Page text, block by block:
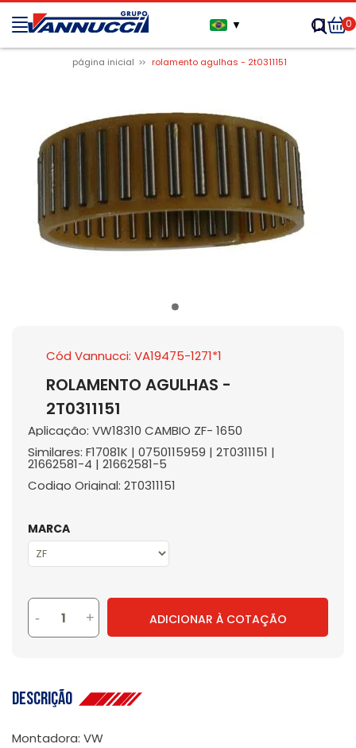
▼ 0
página inicial rolamento agulhas - 2t0311151
Cód Vannucci: VA19475-1271*1
ROLAMENTO AGULHAS -
2T0311151
Aplicação: VW18310 CAMBIO ZF- 1650
Similares: F17081K | 0750115959 | 2T0311151 |
21662581-4 | 21662581-5
Codigo Original: 2T0311151
MARCA
- + ADICIONAR À COTAÇÃO
Descrição
Montadora: VW